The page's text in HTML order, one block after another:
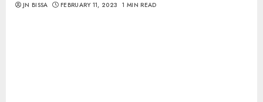
JN BISSA FEBRUARY 11, 2023 1 MIN READ